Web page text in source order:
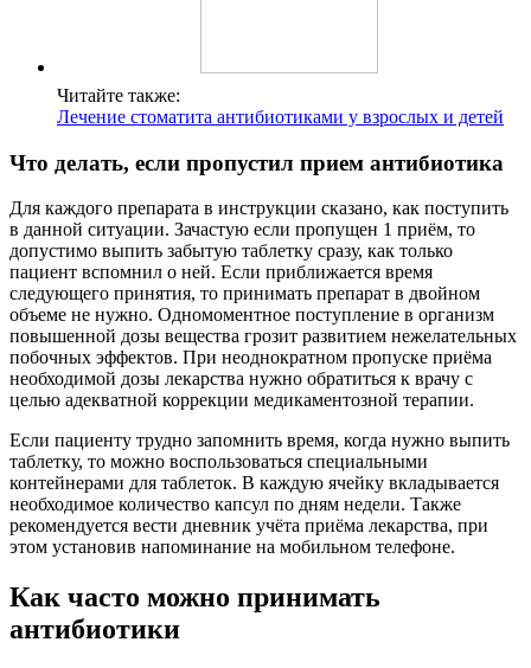
Читайте также:
Лечение стоматита антибиотиками у взрослых и детей
Что делать, если пропустил прием антибиотика
Для каждого препарата в инструкции сказано, как поступить
в данной ситуации. Зачастую если пропущен 1 приём, то
допустимо выпить забытую таблетку сразу, как только
пациент вспомнил о ней. Если приближается время
следующего принятия, то принимать препарат в двойном
объеме не нужно. Одномоментное поступление в организм
повышенной дозы вещества грозит развитием нежелательных
побочных эффектов. При неоднократном пропуске приёма
необходимой дозы лекарства нужно обратиться к врачу с
целью адекватной коррекции медикаментозной терапии.
Если пациенту трудно запомнить время, когда нужно выпить
таблетку, то можно воспользоваться специальными
контейнерами для таблеток. В каждую ячейку вкладывается
необходимое количество капсул по дням недели. Также
рекомендуется вести дневник учёта приёма лекарства, при
этом установив напоминание на мобильном телефоне.
Как часто можно принимать
антибиотики